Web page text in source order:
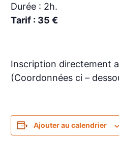
Durée : 2h.
Tarif : 35 €
Inscription directement
(Coordonnées ci –
Ajouter au calendrier